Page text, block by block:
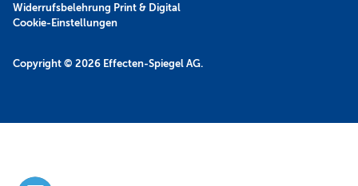
Copyright © 2026 Effecten-Spiegel AG.
Widerrufsbelehrung Print & Digital
Cookie-Einstellungen